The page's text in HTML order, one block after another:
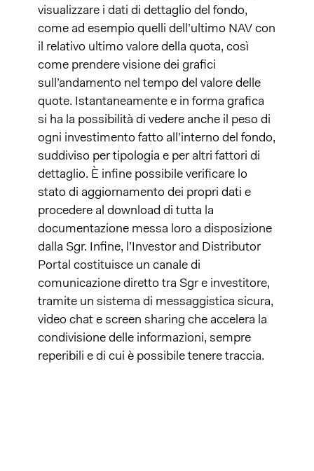
visualizzare i dati di dettaglio del fondo,
come ad esempio quelli dell’ultimo NAV con
il relativo ultimo valore della quota, così
come prendere visione dei grafici
sull’andamento nel tempo del valore delle
quote. Istantaneamente e in forma grafica
si ha la possibilità di vedere anche il peso di
ogni investimento fatto all’interno del fondo,
suddiviso per tipologia e per altri fattori di
dettaglio. È infine possibile verificare lo
stato di aggiornamento dei propri dati e
procedere al download di tutta la
documentazione messa loro a disposizione
dalla Sgr. Infine, l’Investor and Distributor
Portal costituisce un canale di
comunicazione diretto tra Sgr e investitore,
tramite un sistema di messaggistica sicura,
video chat e screen sharing che accelera la
condivisione delle informazioni, sempre
reperibili e di cui è possibile tenere traccia.